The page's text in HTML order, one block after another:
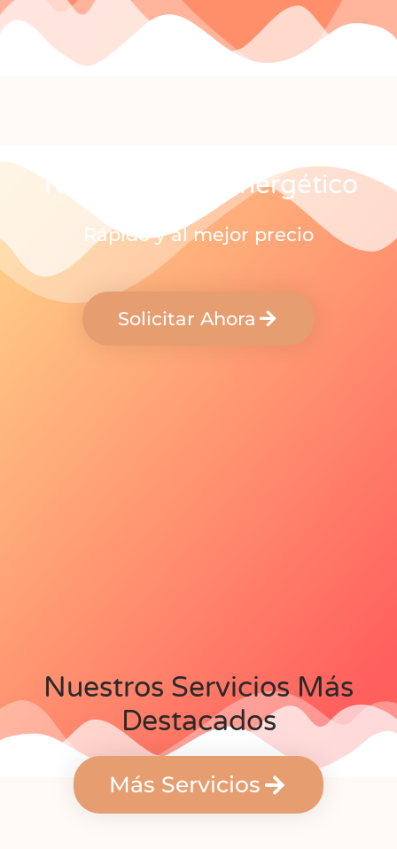
Tu Certificado Energético
Rápido y al mejor precio
Solicitar Ahora
Nuestros Servicios Más
Destacados
Más Servicios